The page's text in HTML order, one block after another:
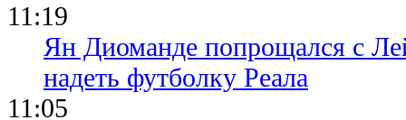
11:19
Ян Диоманде попрощался с
надеть футболку Реала
11:05